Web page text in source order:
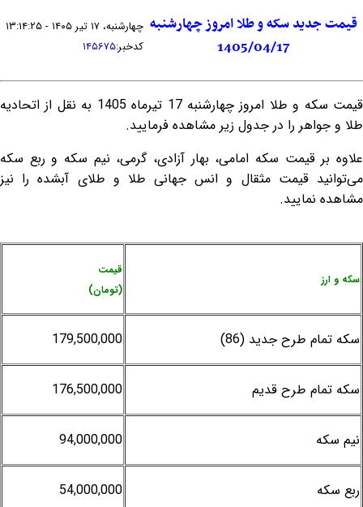
قیمت جدید سکه و طلا امروز چهارشنبه
1405/04/17
چهارشنبه، ۱۷ تیر ۱۴۰۵ - ۱۳:۱۴:۲۵
کدخبر:۱۴۵۶۷۵
قیمت سکه و طلا امروز چهارشنبه 17 تیرماه 1405 به نقل از اتحادیه
طلا و جواهر را در جدول زیر مشاهده فرمایید.
علاوه بر قیمت سکه امامی، بهار آزادی، گرمی، نیم سکه و ربع سکه
می‌توانید قیمت مثقال و انس جهانی طلا و طلای آبشده را نیز
مشاهده نمایید.
سکه و ارز
قیمت
(تومان)
سکه تمام طرح جدید (86) 179,500,000
سکه تمام طرح قدیم 176,500,000
نیم سکه 94,000,000
ربع سکه 54,000,000